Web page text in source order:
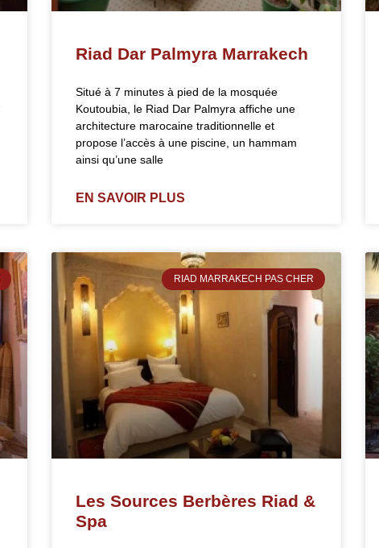
Riad Dar Palmyra Marrakech
Situé à 7 minutes à pied de la mosquée
Koutoubia, le Riad Dar Palmyra affiche une
architecture marocaine traditionnelle et
propose l’accès à une piscine, un hammam
ainsi qu’une salle
EN SAVOIR PLUS
RIAD MARRAKECH PAS CHER
Les Sources Berbères Riad &
Spa